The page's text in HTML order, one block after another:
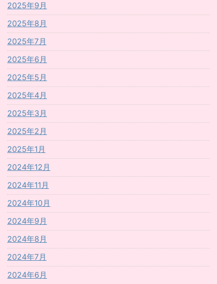
2025年9月
2025年8月
2025年7月
2025年6月
2025年5月
2025年4月
2025年3月
2025年2月
2025年1月
2024年12月
2024年11月
2024年10月
2024年9月
2024年8月
2024年7月
2024年6月